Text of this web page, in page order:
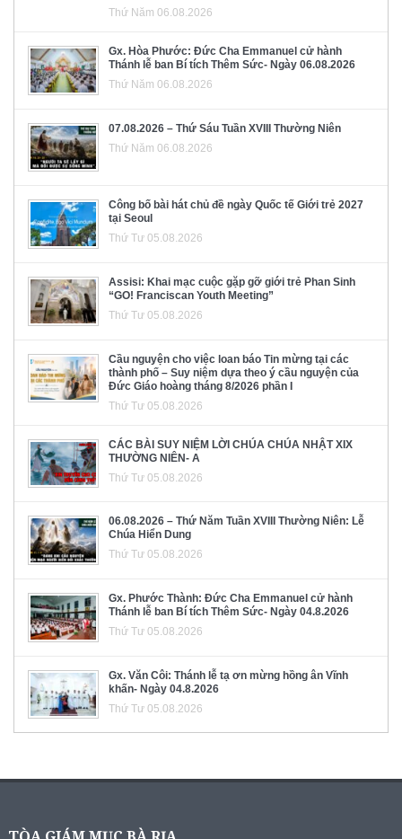
Thứ Năm 06.08.2026
Gx. Hòa Phước: Đức Cha Emmanuel cử hành
Thánh lễ ban Bí tích Thêm Sức- Ngày 06.08.2026
Thứ Năm 06.08.2026
07.08.2026 – Thứ Sáu Tuần XVIII Thường Niên
Thứ Năm 06.08.2026
Công bố bài hát chủ đề ngày Quốc tế Giới trẻ 2027
tại Seoul
Thứ Tư 05.08.2026
Assisi: Khai mạc cuộc gặp gỡ giới trẻ Phan Sinh
“GO! Franciscan Youth Meeting”
Thứ Tư 05.08.2026
Cầu nguyện cho việc loan báo Tin mừng tại các
thành phố – Suy niệm dựa theo ý cầu nguyện của
Đức Giáo hoàng tháng 8/2026 phần I
Thứ Tư 05.08.2026
CÁC BÀI SUY NIỆM LỜI CHÚA CHÚA NHẬT XIX
THƯỜNG NIÊN- A
Thứ Tư 05.08.2026
06.08.2026 – Thứ Năm Tuần XVIII Thường Niên: Lễ
Chúa Hiển Dung
Thứ Tư 05.08.2026
Gx. Phước Thành: Đức Cha Emmanuel cử hành
Thánh lễ ban Bí tích Thêm Sức- Ngày 04.8.2026
Thứ Tư 05.08.2026
Gx. Văn Côi: Thánh lễ tạ ơn mừng hồng ân Vĩnh
khấn- Ngày 04.8.2026
Thứ Tư 05.08.2026